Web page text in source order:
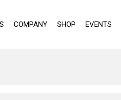
COMPANY SHOP EVENTS